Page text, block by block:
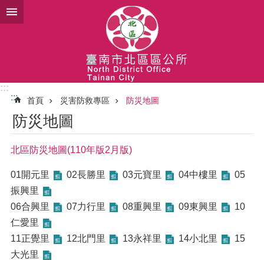
跳到主要內容區塊
:::
:::
首頁 災害防救專區 防災地圖
防災地圖
北區防災地圖(110年版2月版)
01開元里 02長勝里 03元寶里 04中樓里
05
振興里
06合興里
07力行里 08重興里 09東興里
10
仁愛里
11正覺里
12北門里 13永祥里 14小北里
15
大光里